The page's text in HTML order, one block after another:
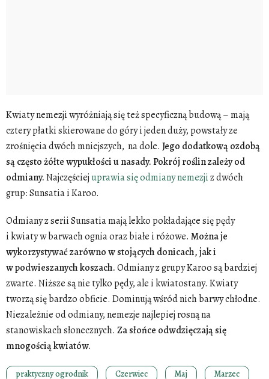
Kwiaty nemezji wyróżniają się też specyficzną budową – mają
cztery płatki skierowane do góry i jeden duży, powstały ze
zrośnięcia dwóch mniejszych, na dole. Jego dodatkową ozdobą
są często żółte wypukłości u nasady. Pokrój roślin zależy od
odmiany.Najczęściej uprawia się odmiany nemezjiz dwóch
grup: Sunsatia i Karoo.
Odmiany z serii Sunsatia mają lekko pokładające się pędy
i kwiaty w barwach ognia oraz białe i różowe. Można je
wykorzystywać zarówno w stojących donicach, jak i
w podwieszanych koszach.Odmiany z grupy Karoo są bardziej
zwarte. Niższe są nie tylko pędy, ale i kwiatostany. Kwiaty
tworzą się bardzo obficie. Dominują wśród nich barwy chłodne.
Niezależnie od odmiany, nemezje najlepiej rosną na
stanowiskach słonecznych. Za słońce odwdzięczają się
mnogością kwiatów.
praktyczny ogrodnik Czerwiec Maj Marzec